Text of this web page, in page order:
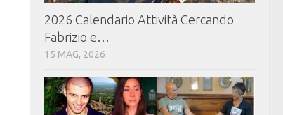
2026 Calendario Attività Cercando
Fabrizio e…
15 MAG, 2026